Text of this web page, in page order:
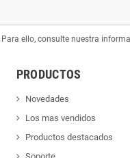
ello, consulte nuestra
PRODUCTOS
Novedades
Los mas vendidos
Productos destacados